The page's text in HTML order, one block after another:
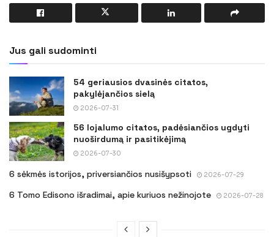
Jus gali sudominti
54 geriausios dvasinės citatos,
pakylėjančios sielą
2026-07-31
56 lojalumo citatos, padėsiančios ugdyti
nuoširdumą ir pasitikėjimą
2026-07-30
6 sėkmės istorijos, priversiančios nusišypsoti 2026-07-29
6 Tomo Edisono išradimai, apie kuriuos nežinojote 2026-07-28